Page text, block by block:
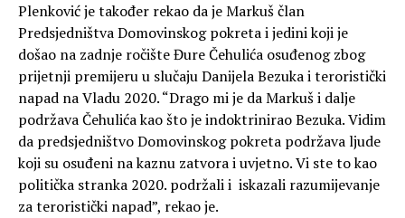
Plenković je također rekao da je Markuš član
Predsjedništva Domovinskog pokreta i jedini koji je
došao na zadnje ročište Đure Čehulića osuđenog zbog
prijetnji premijeru u slučaju Danijela Bezuka i teroristički
napad na Vladu 2020. “Drago mi je da Markuš i dalje
podržava Čehulića kao što je indoktrinirao Bezuka. Vidim
da predsjedništvo Domovinskog pokreta podržava ljude
koji su osuđeni na kaznu zatvora i uvjetno. Vi ste to kao
politička stranka 2020. podržali i iskazali razumijevanje
za teroristički napad”, rekao je.